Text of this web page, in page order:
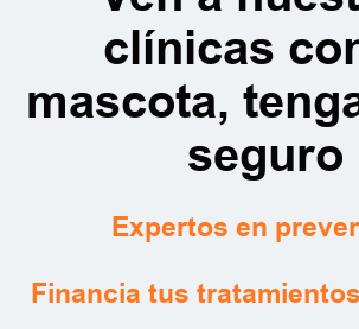
clínicas
mascota,
seguro
Expertos en
Financia tus